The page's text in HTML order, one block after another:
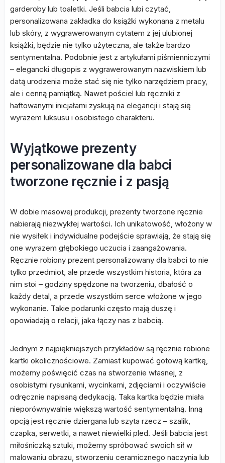
garderoby lub toaletki. Jeśli babcia lubi czytać,
personalizowana zakładka do książki wykonana z metalu
lub skóry, z wygrawerowanym cytatem z jej ulubionej
książki, będzie nie tylko użyteczna, ale także bardzo
sentymentalna. Podobnie jest z artykułami piśmienniczymi
– elegancki długopis z wygrawerowanym nazwiskiem lub
datą urodzenia może stać się nie tylko narzędziem pracy,
ale i cenną pamiątką. Nawet pościel lub ręczniki z
haftowanymi inicjałami zyskują na elegancji i stają się
wyrazem luksusu i osobistego charakteru.
Wyjątkowe prezenty
personalizowane dla babci
tworzone ręcznie i z pasją
W dobie masowej produkcji, prezenty tworzone ręcznie
nabierają niezwykłej wartości. Ich unikatowość, włożony w
nie wysiłek i indywidualne podejście sprawiają, że stają się
one wyrazem głębokiego uczucia i zaangażowania.
Ręcznie robiony prezent personalizowany dla babci to nie
tylko przedmiot, ale przede wszystkim historia, która za
nim stoi – godziny spędzone na tworzeniu, dbałość o
każdy detal, a przede wszystkim serce włożone w jego
wykonanie. Takie podarunki często mają duszę i
opowiadają o relacji, jaka łączy nas z babcią.
Jednym z najpiękniejszych przykładów są ręcznie robione
kartki okolicznościowe. Zamiast kupować gotową kartkę,
możemy poświęcić czas na stworzenie własnej, z
osobistymi rysunkami, wycinkami, zdjęciami i oczywiście
odręcznie napisaną dedykacją. Taka kartka będzie miała
nieporównywalnie większą wartość sentymentalną. Inną
opcją jest ręcznie dziergana lub szyta rzecz – szalik,
czapka, serwetki, a nawet niewielki pled. Jeśli babcia jest
miłośniczką sztuki, możemy spróbować swoich sił w
malowaniu obrazu, stworzeniu ceramicznego naczynia lub